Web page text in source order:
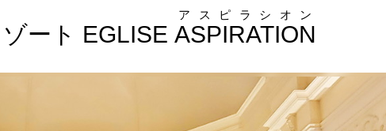
ート EGLISE ASPIRATION
アスピラシオン